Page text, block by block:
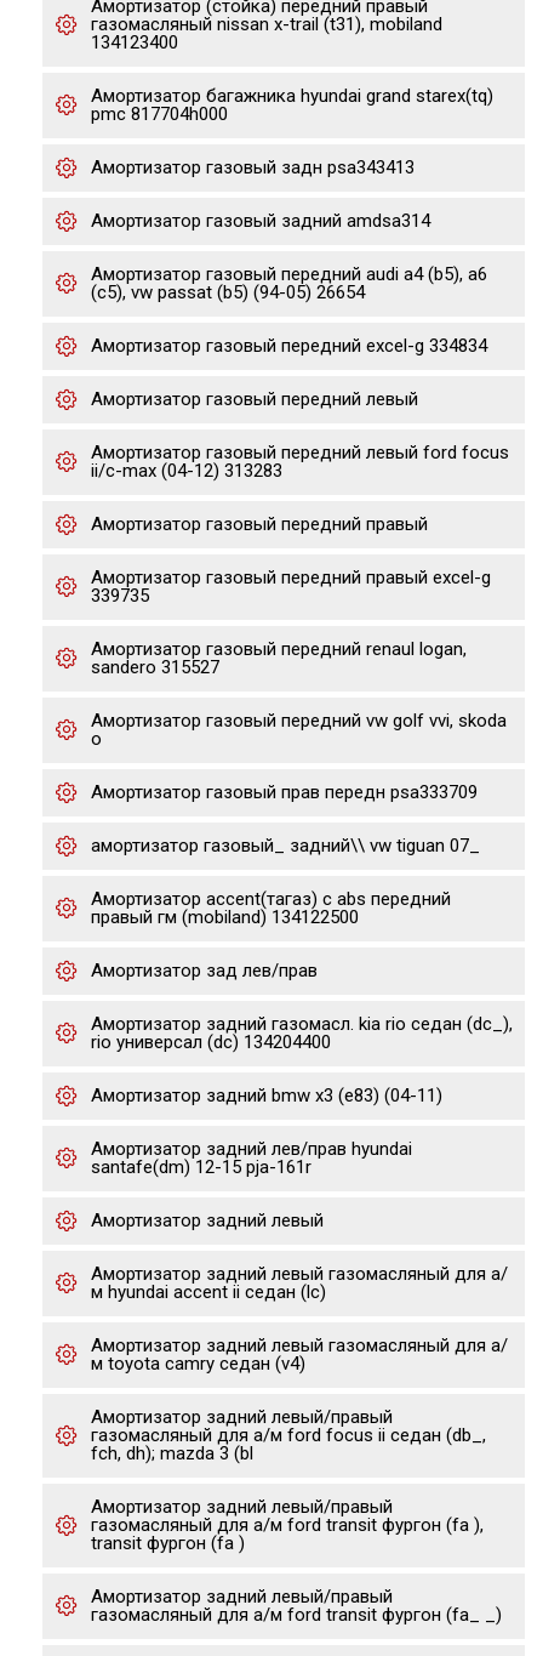
Амортизатор (стойка) передний правый
газомасляный nissan x-trail (t31), mobiland
134123400
Амортизатор багажника hyundai grand starex(tq)
pmc 817704h000
Амортизатор газовый задн psa343413
Амортизатор газовый задний amdsa314
Амортизатор газовый передний audi a4 (b5), a6
(c5), vw passat (b5) (94-05) 26654
Амортизатор газовый передний excel-g 334834
Амортизатор газовый передний левый
Амортизатор газовый передний левый ford focus
ii/c-max (04-12) 313283
Амортизатор газовый передний правый
Амортизатор газовый передний правый excel-g
339735
Амортизатор газовый передний renaul logan,
sandero 315527
Амортизатор газовый передний vw golf vvi, skoda
o
Амортизатор газовый прав передн psa333709
амортизатор газовый_ задний\\ vw tiguan 07_
Амортизатор accent(тагаз) с abs передний
правый гм (mobiland) 134122500
Амортизатор зад лев/прав
Амортизатор задний газомасл. kia rio седан (dc_),
rio универсал (dc) 134204400
Амортизатор задний bmw x3 (e83) (04-11)
Амортизатор задний лев/прав hyundai
santafe(dm) 12-15 pja-161r
Амортизатор задний левый
Амортизатор задний левый газомасляный для а/
м hyundai accent ii седан (lc)
Амортизатор задний левый газомасляный для а/
м toyota camry седан (v4)
Амортизатор задний левый/правый
газомасляный для а/м ford focus ii седан (db_,
fch, dh); mazda 3 (bl
Амортизатор задний левый/правый
газомасляный для а/м ford transit фургон (fa ),
transit фургон (fa )
Амортизатор задний левый/правый
газомасляный для а/м ford transit фургон (fa_ _)